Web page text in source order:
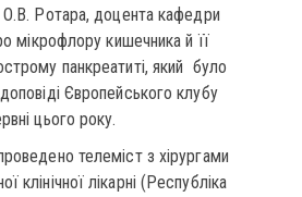
О.В. Ротара, доцента кафедри
мікрофлору кишечника й її
панкреатиті, який було
Європейського клубу
цього року.
телеміст з хірургами
клінічної лікарні (Республіка